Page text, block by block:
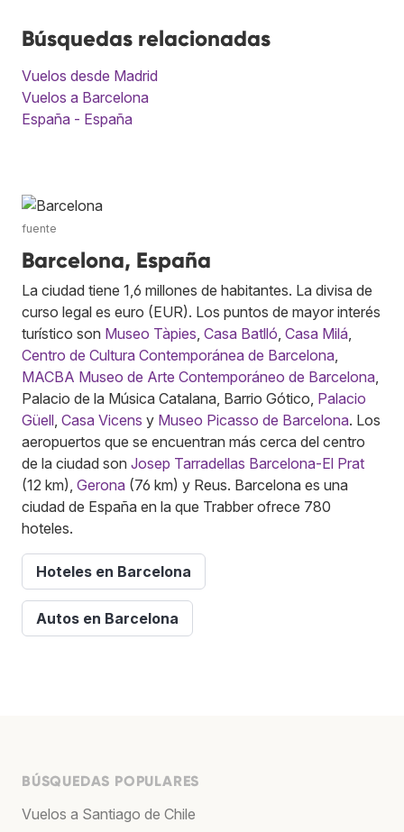
Búsquedas relacionadas
Vuelos desde Madrid
Vuelos a Barcelona
España - España
fuente
Barcelona, España
La ciudad tiene 1,6 millones de habitantes. La divisa de
curso legal es euro (EUR). Los puntos de mayor interés
turístico son Museo Tàpies Casa Batlló Casa Milá
Centro de Cultura Contemporánea de Barcelona
MACBA Museo de Arte Contemporáneo de Barcelona
Palacio de la Música Catalana, Barrio Gótico, Palacio
Güell Casa Vicens y Museo Picasso de Barcelona. Los
aeropuertos que se encuentran más cerca del centro
de la ciudad son Josep Tarradellas Barcelona-El Prat
(12 km), Gerona (76 km) y Reus. Barcelona es una
ciudad de España en la que Trabber ofrece 780
hoteles.
Hoteles en Barcelona
Autos en Barcelona
BÚSQUEDAS POPULARES
Vuelos a Santiago de Chile